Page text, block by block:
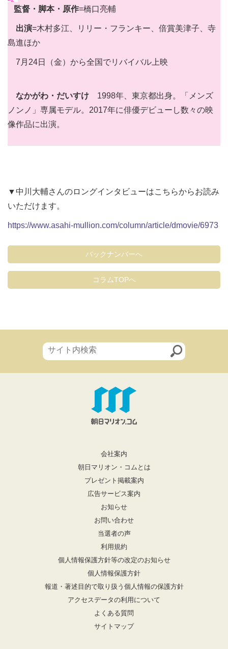
監督・脚本・原作=橋口亮輔
出演=木村多江、リリー・フランキー、倍賞美津子、寺
島進ほか
7月24日（金）から全国でリバイバル上映
なかがわ・だいすけ 1998年、東京都出身。「メンズ
ノンノ」専属モデル。2017年に俳優デビューし数々の映
像作品に出演。
▼中川大輔さんのロングインタビューはこちらからお読み
いただけます。
https://www.asahi-mullion.com/column/article/dmovie/6973
バックナンバーへ
コラムTOPへ
会社案内
朝日マリオン・コムとは
プレゼント掲載案内
広告サービス案内
お知らせ
お問い合わせ
当選者の声
利用規約
個人情報保護方針等の改定のお知らせ
個人情報保護方針
報道・著述目的で取り扱う個人情報の保護方針
アクセスデータの利用について
よくある質問
サイトマップ